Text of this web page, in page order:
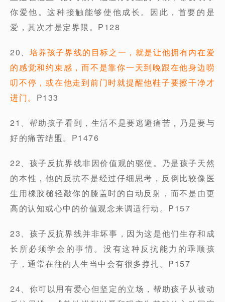
你爱他。这种接触能够使他成长。因此，首要的是
爱，其次才是定界限。P128
20、 培养孩子界线的目标之一，就是让他拥有内在爱
的感觉和约束感，而不是靠你一天到晚跟在他身边唠
叨不停，或在他走到前门时就提醒他鞋子要擦干净才
进门。 P133
21、帮助孩子看到，生活不是要逃避痛苦，乃是要与
好的痛苦结盟。P1476
22、孩子反抗界线非因价值观的驱使。乃是孩子天然
的本性，他的反抗不是经过仔细思考，反倒比较像医
生用橡胶槌轻敲你的膝盖时的自动反射，而不是由更
高的认知或心中的价值观念来调适行动。P157
23、孩子反抗界线并非坏事，因为这是他们生存和成
长所必须学会的事情。没有这种反抗能力的乖顺孩
子，通常在往的人生当中会有很多挣扎。P157
24、你可以用有爱心但坚定的立场，帮助孩子从被动